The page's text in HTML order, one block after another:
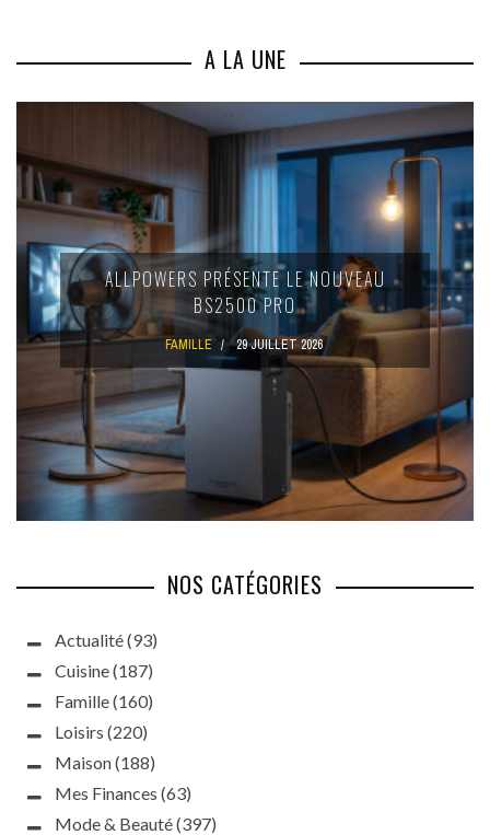
A LA UNE
ALLPOWERS PRÉSENTE LE NOUVEAU
BS2500 PRO
FAMILLE 29 JUILLET 2026
NOS CATÉGORIES
Actualité(93)
Cuisine(187)
Famille(160)
Loisirs (220)
Maison(188)
Mes Finances (63)
Mode & Beauté(397)